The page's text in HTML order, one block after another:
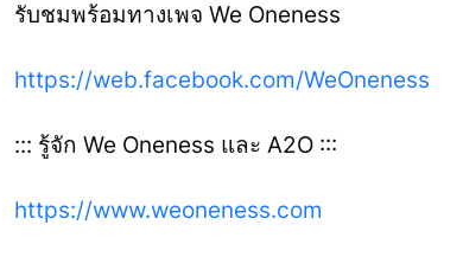
รับชมพร้อมทางเพจ We Oneness
https://web.facebook.com/WeOneness
::: รู้จัก We Oneness และ A2O :::
https://www.weoneness.com